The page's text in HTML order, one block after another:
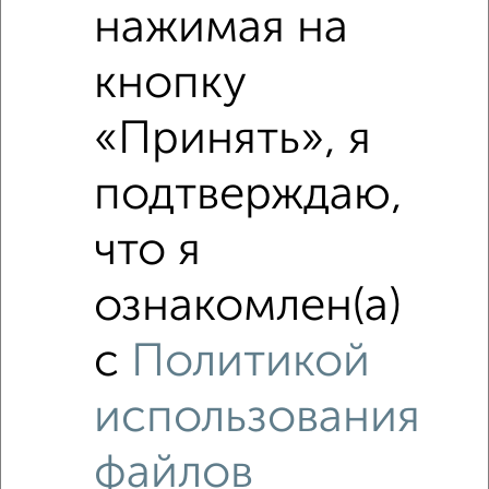
Это предложение
Похожие предложения рядом
1‑комнатные квартиры недалеко от микрорайон ДЗФС 7
нажимая на
кнопку
«Принять», я
подтверждаю,
что я
ознакомлен(а)
с Политикой
использования
файлов